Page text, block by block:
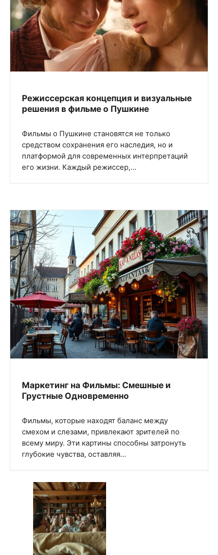
Режиссерская концепция и визуальные
решения в фильме о Пушкине
Фильмы о Пушкине становятся не только
средством сохранения его наследия, но и
платформой для современных интерпретаций
его жизни. Каждый режиссер,…
Маркетинг на Фильмы: Смешные и
Грустные Одновременно
Фильмы, которые находят баланс между
смехом и слезами, привлекают зрителей по
всему миру. Эти картины способны затронуть
глубокие чувства, оставляя…